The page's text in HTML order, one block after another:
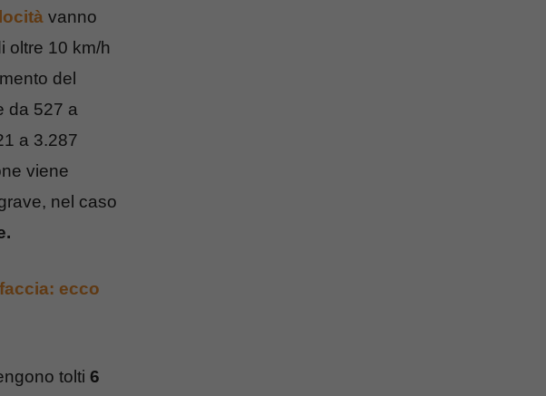
vanno
oltre 10 km/h
del
da 527 a
a 3.287
viene
nel caso
ecco
tolti 6